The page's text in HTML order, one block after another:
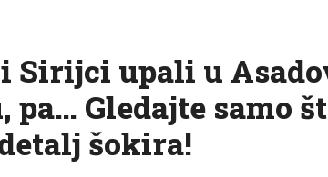
Sirijci upali u
pa… Gledajte samo
šokira!